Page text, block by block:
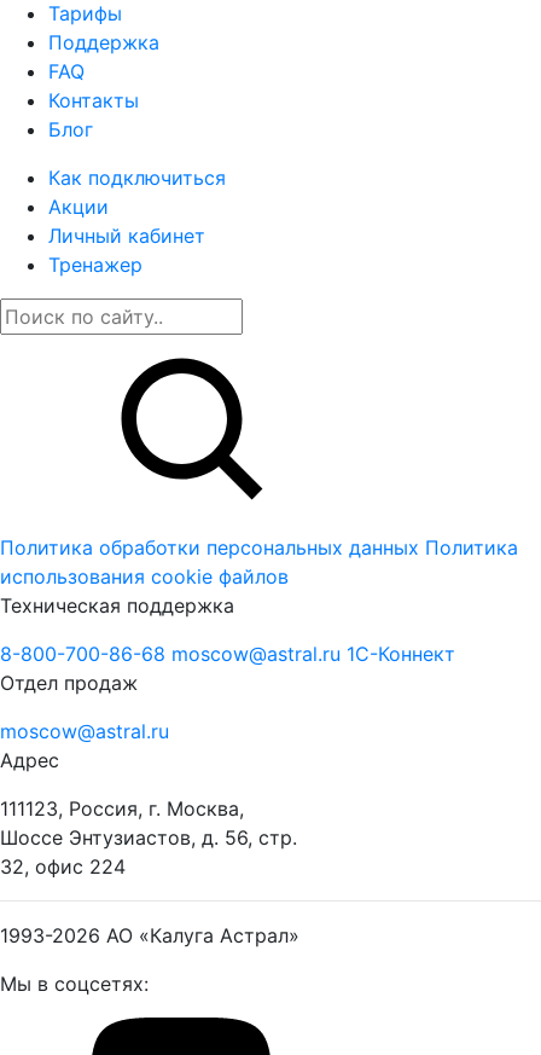
Тарифы
Поддержка
FAQ
Контакты
Блог
Как подключиться
Акции
Личный кабинет
Тренажер
Политика обработки персональных данных Политика
использования cookie файлов
Техническая поддержка
8-800-700-86-68 moscow@astral.ru 1С-Коннект
Отдел продаж
moscow@astral.ru
Адрес
111123, Россия, г. Москва,
Шоссе Энтузиастов, д. 56, стр.
32, офис 224
1993-2026 АО «Калуга Астрал»
Мы в соцсетях: